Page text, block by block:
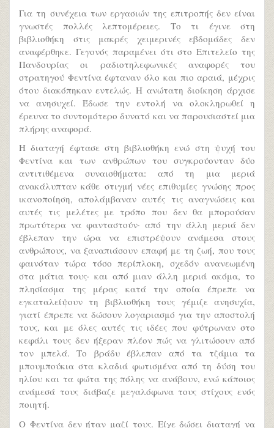
Για τη συνέχεια των εργασιών της επιτροπής δεν είναι
γνωστές πολλές λεπτομέρειες. Το τι έγινε στη
βιβλιοθήκη στις μακρές χειμερινές εβδομάδες δεν
αναφέρθηκε. Γεγονός παραμένει ότι στο Επιτελείο της
Πανδουρίας οι ραδιοτηλεφωνικές αναφορές του
στρατηγού Φεντίνα έφταναν όλο και πιο αραιά, μέχρις
ότου διακόπηκαν εντελώς. Η ανώτατη διοίκηση άρχισε
να ανησυχεί. Έδωσε την εντολή να ολοκληρωθεί η
έρευνα το συντομότερο δυνατό και να παρουσιαστεί μια
πλήρης αναφορά.
Η διαταγή έφτασε στη βιβλιοθήκη ενώ στη ψυχή του
Φεντίνα και των ανθρώπων του συγκρούονταν δύο
αντιτιθέμενα συναισθήματα: από τη μια μεριά
ανακάλυπταν κάθε στιγμή νέες επιθυμίες γνώσης προς
ικανοποίηση, απολάμβαναν αυτές τις αναγνώσεις και
αυτές τις μελέτες με τρόπο που δεν θα μπορούσαν
πρωτύτερα να φανταστούν· από την άλλη μεριά δεν
έβλεπαν την ώρα να επιστρέψουν ανάμεσα στους
ανθρώπους, να ξαναπιάσουν επαφή με τη ζωή, που τους
φαινόταν τώρα τόσο περίπλοκη, σχεδόν ανανεωμένη
στα μάτια τους· και από μιαν άλλη μεριά ακόμα, το
πλησίασμα της μέρας κατά την οποία έπρεπε να
εγκαταλείψουν τη βιβλιοθήκη τους γέμιζε ανησυχία,
γιατί έπρεπε να δώσουν λογαριασμό για την αποστολή
τους, και με όλες αυτές τις ιδέες που φύτρωναν στο
κεφάλι τους δεν ήξεραν πλέον πώς να γλιτώσουν από
τον μπελά. Το βράδυ έβλεπαν από τα τζάμια τα
μπουμπούκια στα κλαδιά φωτισμένα από τη δύση του
ηλίου και τα φώτα της πόλης να ανάβουν, ενώ κάποιος
ανάμεσά τους διάβαζε μεγαλόφωνα τους στίχους ενός
ποιητή.
Ο Φεντίνα δεν ήταν μαζί τους. Είχε δώσει διαταγή να